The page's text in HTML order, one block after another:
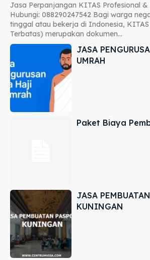
Jasa Perpanjangan KITAS Profesional &
Hubungi: 088290247542 Bagi warga
tinggal atau bekerja di Indonesia,
Terbatas) merupakan dokumen...
JASA
UMRAH
Paket Biaya
JASA
KUNINGAN